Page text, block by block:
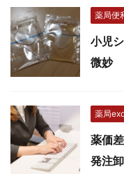
薬局便
小児
微妙
薬局
薬価
発注